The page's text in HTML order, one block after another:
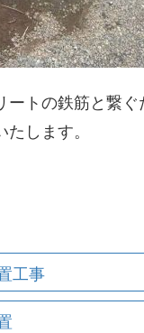
トの鉄筋と繋ぐ
します。
工事